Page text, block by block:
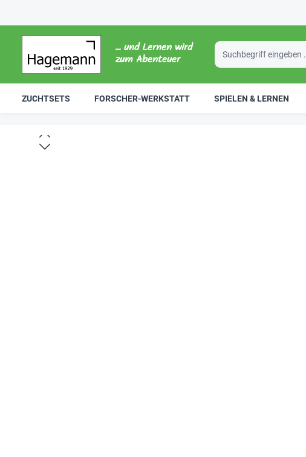
... und Lernen wird
zum Abenteuer
ZUCHTSETS FORSCHER-WERKSTATT SPIELEN & LERNEN